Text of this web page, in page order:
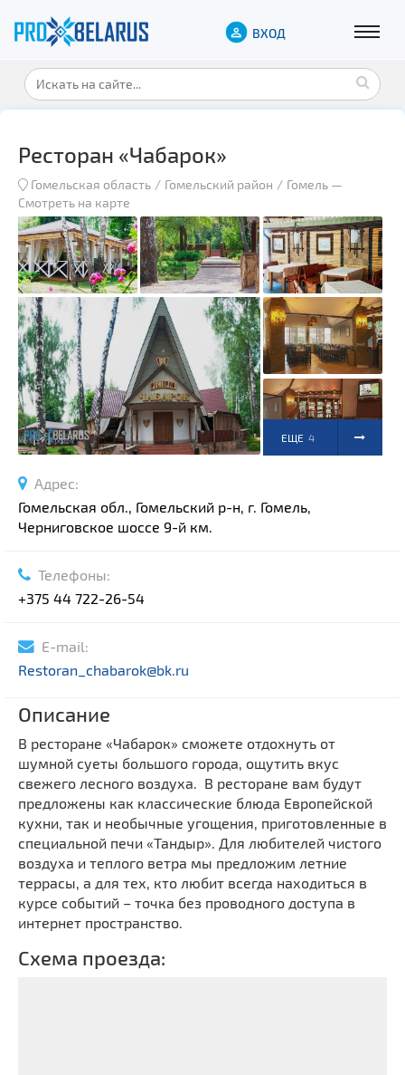
ВХОД
Ресторан «Чабарок»
Гомельская область Гомельский район Гомель —
Смотреть на карте
ЕЩЕ 4
Адрес:
Гомельская обл., Гомельский р-н, г. Гомель,
Черниговское шоссе 9-й км.
Телефоны:
+375 44 722-26-54
E-mail:
Restoran_chabarok@bk.ru
Описание
В ресторане «Чабарок» сможете отдохнуть от
шумной суеты большого города, ощутить вкус
свежего лесного воздуха. В ресторане вам будут
предложены как классические блюда Европейской
кухни, так и необычные угощения, приготовленные в
специальной печи «Тандыр». Для любителей чистого
воздуха и теплого ветра мы предложим летние
террасы, а для тех, кто любит всегда находиться в
курсе событий – точка без проводного доступа в
интернет пространство.
Схема проезда: